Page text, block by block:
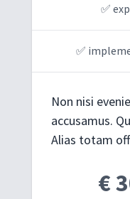
✅
✅
Non nisi
accusamus.
Alias totam
€